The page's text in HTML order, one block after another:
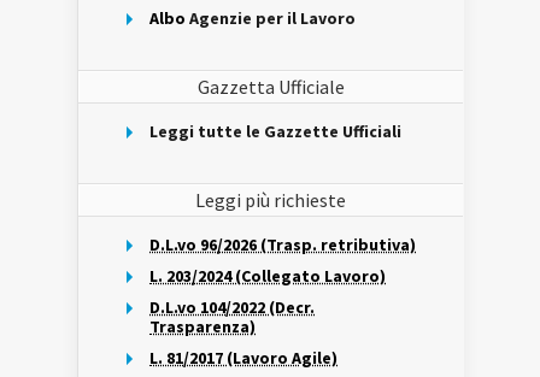
Albo Agenzie per il Lavoro
Gazzetta Ufficiale
Leggi tutte le Gazzette Ufficiali
Leggi più richieste
D.L.vo 96/2026 (Trasp. retributiva)
L. 203/2024 (Collegato Lavoro)
D.L.vo 104/2022 (Decr.
Trasparenza)
L. 81/2017 (Lavoro Agile)